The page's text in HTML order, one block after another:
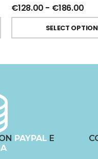
€128.00 - €186.00
SELECT
PAYPAL E